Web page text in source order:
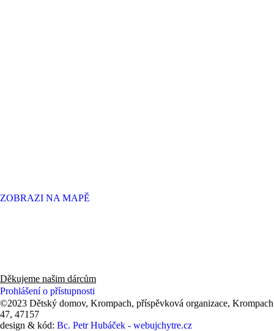
ZOBRAZI NA MAPĚ
Děkujeme našim dárcům
Prohlášení o přístupnosti
©2023 Dětský domov, Krompach, příspěvková organizace, Krompach
47, 47157
design & kód: Bc. Petr Hubáček - webujchytre.cz